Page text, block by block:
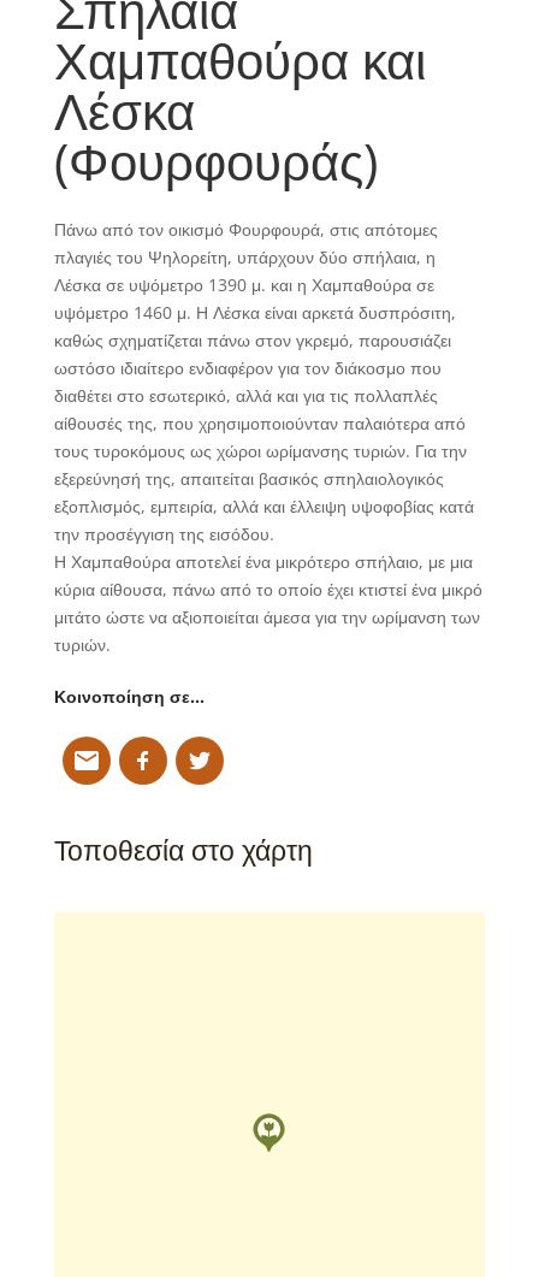
Χαμπαθούρα και
Λέσκα
(Φουρφουράς)
Πάνω από τον οικισμό Φουρφουρά, στις απότομες
πλαγιές του Ψηλορείτη, υπάρχουν δύο σπήλαια, η
Λέσκα σε υψόμετρο 1390 μ. και η Χαμπαθούρα σε
υψόμετρο 1460 μ. Η Λέσκα είναι αρκετά δυσπρόσιτη,
καθώς σχηματίζεται πάνω στον γκρεμό, παρουσιάζει
ωστόσο ιδιαίτερο ενδιαφέρον για τον διάκοσμο που
διαθέτει στο εσωτερικό, αλλά και για τις πολλαπλές
αίθουσές της, που χρησιμοποιούνταν παλαιότερα από
τους τυροκόμους ως χώροι ωρίμανσης τυριών. Για την
εξερεύνησή της, απαιτείται βασικός σπηλαιολογικός
εξοπλισμός, εμπειρία, αλλά και έλλειψη υψοφοβίας κατά
την προσέγγιση της εισόδου.
Η Χαμπαθούρα αποτελεί ένα μικρότερο σπήλαιο, με μια
κύρια αίθουσα, πάνω από το οποίο έχει κτιστεί ένα μικρό
μιτάτο ώστε να αξιοποιείται άμεσα για την ωρίμανση των
τυριών.
Κοινοποίηση σε…
Τοποθεσία στο χάρτη